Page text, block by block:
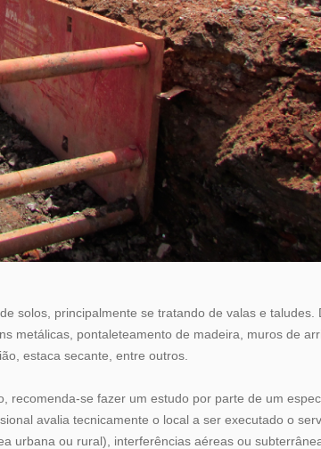
solos, principalmente se tratando de valas e taludes.
metálicas, pontaleteamento de madeira, muros de
estaca secante, entre outros.
se fazer um estudo por parte de um
avalia tecnicamente o local a ser executado o
urbana ou rural), interferências aéreas ou